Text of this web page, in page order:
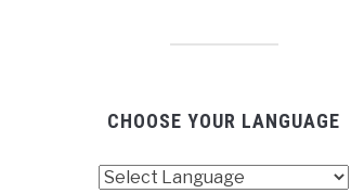
CHOOSE YOUR LANGUAGE